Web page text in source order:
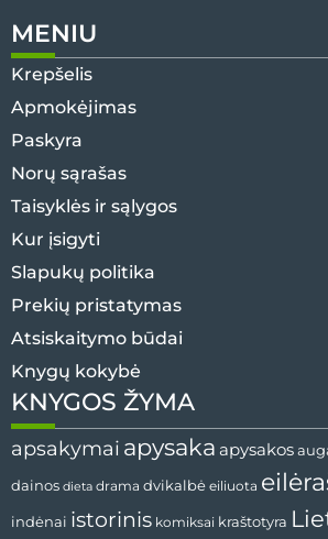
MENIU
Krepšelis
Apmokėjimas
Paskyra
Norų sąrašas
Taisyklės ir sąlygos
Kur įsigyti
Slapukų politika
Prekių pristatymas
Atsiskaitymo būdai
Knygų kokybė
KNYGOS ŽYMA
apsakymai apysaka apysakos
dainos dieta drama dvikalbė eiliuota
indėnai istorinis komiksai kraštotyra